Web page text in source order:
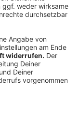
– geht
der Vorteil